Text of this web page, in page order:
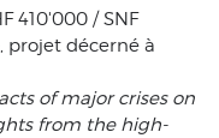
410'000 / SNF
projet décerné à
of major crises on
from the high-